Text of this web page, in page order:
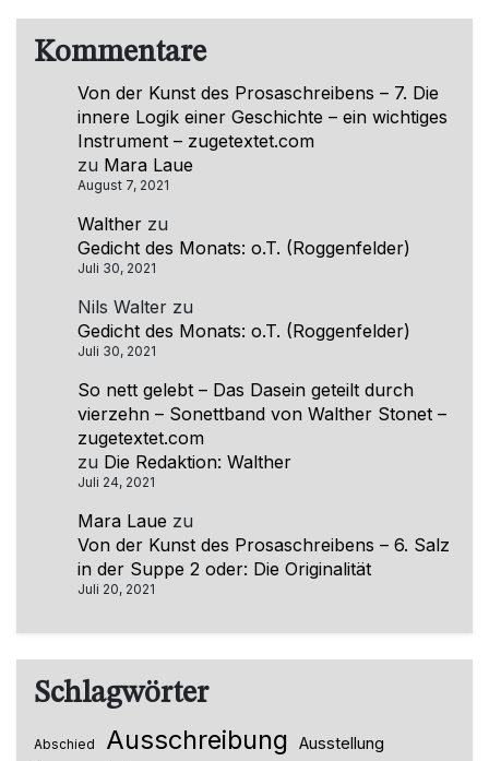
Kommentare
Von der Kunst des Prosaschreibens – 7. Die
innere Logik einer Geschichte – ein wichtiges
Instrument – zugetextet.com
zu Mara Laue
August 7, 2021
Walther zu
Gedicht des Monats: o.T. (Roggenfelder)
Juli 30, 2021
Nils Walter zu
Gedicht des Monats: o.T. (Roggenfelder)
Juli 30, 2021
So nett gelebt – Das Dasein geteilt durch
vierzehn – Sonettband von Walther Stonet –
zugetextet.com
zu Die Redaktion: Walther
Juli 24, 2021
Mara Laue zu
Von der Kunst des Prosaschreibens – 6. Salz
in der Suppe 2 oder: Die Originalität
Juli 20, 2021
Schlagwörter
Abschied Ausschreibung Ausstellung